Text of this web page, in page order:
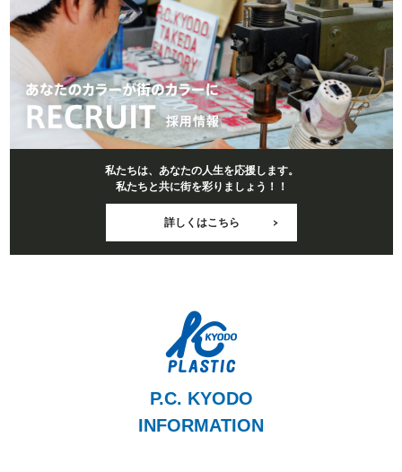
私たちは、あなたの人生を応援します。
私たちと共に街を彩りましょう！！
詳しくはこちら
P.C. KYODO
INFORMATION